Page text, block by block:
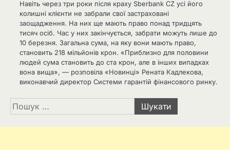
Навіть через три роки після краху Sberbank CZ усі його
колишні клієнти не забрали свої застраховані
заощадження. На них ще мають право понад тридцять
тисяч осіб. Час у них закінчується, забрати можуть лише до
10 березня. Загальна сума, на яку вони мають право,
становить 218 мільйонів крон. «Приблизно для половини
людей сума становить до ста крон, але в інших випадках
вона вища», — розповіла «Новинці» Рената Кадлекова,
виконавчий директор Системи гарантій фінансового ринку.
Пошук: